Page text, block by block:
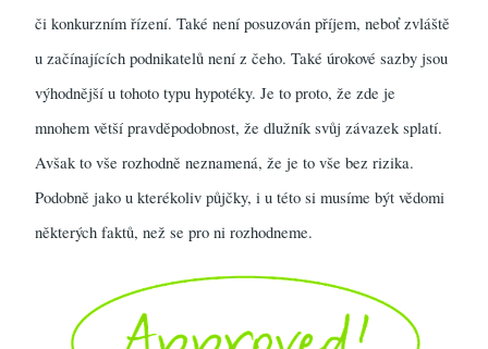
či konkurzním řízení. Také není posuzován příjem, neboť zvláště
u začínajících podnikatelů není z čeho. Také úrokové sazby jsou
výhodnější u tohoto typu hypotéky. Je to proto, že zde je
mnohem větší pravděpodobnost, že dlužník svůj závazek splatí.
Avšak to vše rozhodně neznamená, že je to vše bez rizika.
Podobně jako u kterékoliv půjčky, i u této si musíme být vědomi
některých faktů, než se pro ni rozhodneme.